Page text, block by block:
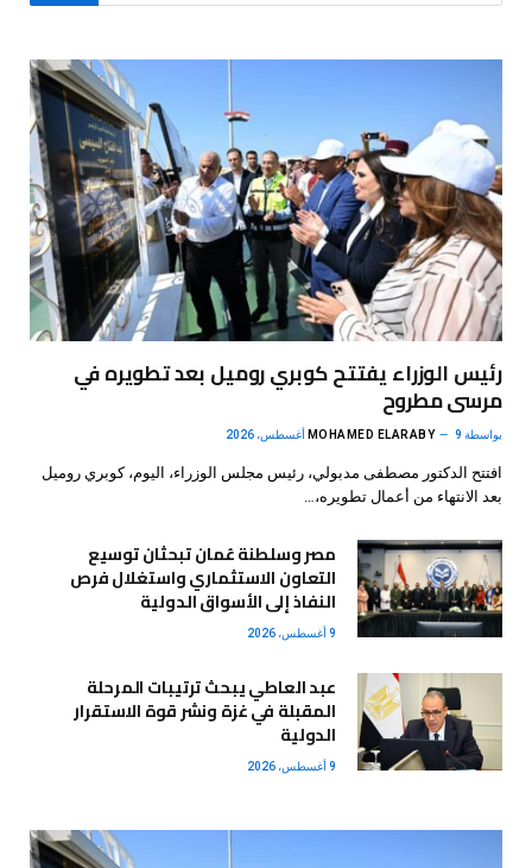
رئيس الوزراء يفتتح كوبري روميل بعد تطويره في
مرسى مطروح
بواسطة MOHAMED ELARABY 9 أغسطس، 2026
افتتح الدكتور مصطفى مدبولي، رئيس مجلس الوزراء، اليوم، كوبري روميل
بعد الانتهاء من أعمال تطويره،…
مصر وسلطنة عُمان تبحثان توسيع
التعاون الاستثماري واستغلال فرص
النفاذ إلى الأسواق الدولية
9 أغسطس، 2026
عبد العاطي يبحث ترتيبات المرحلة
المقبلة في غزة ونشر قوة الاستقرار
الدولية
9 أغسطس، 2026